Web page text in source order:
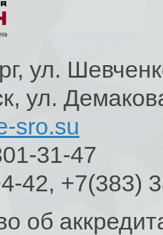
ул.
ул.
sro.su
31-47
42, +7(383)
об